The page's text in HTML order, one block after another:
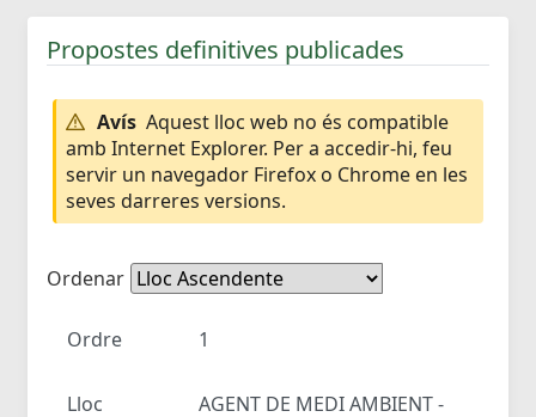
Propostes definitives publicades
Avís Aquest lloc web no és compatible
amb Internet Explorer. Per a accedir-hi, feu
servir un navegador Firefox o Chrome en les
seves darreres versions.
Ordenar
Ordre 1
Lloc
AGENT DE MEDI AMBIENT -